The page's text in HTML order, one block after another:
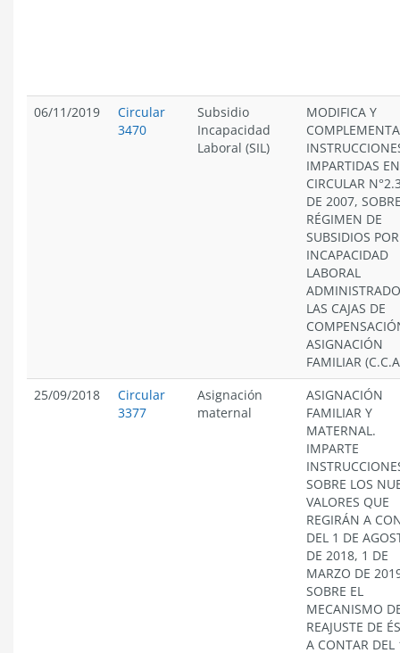
06/11/2019
Circular
3470
Subsidio
Incapacidad
Laboral (SIL)
MODIFICA Y
COMPLEMENTA
IMPARTIDAS
CIRCULAR
DE 2007,
RÉGIMEN DE
SUBSIDIOS POR
INCAPACIDAD
LABORAL
LAS CAJAS DE
ASIGNACIÓN
FAMILIAR
25/09/2018
Circular
3377
Asignación
maternal
ASIGNACIÓN
FAMILIAR Y
MATERNAL.
IMPARTE
SOBRE LOS
VALORES QUE
REGIRÁN A
DEL 1 DE
DE 2018, 1 DE
MARZO DE
SOBRE EL
MECANISMO
REAJUSTE DE
A CONTAR DEL